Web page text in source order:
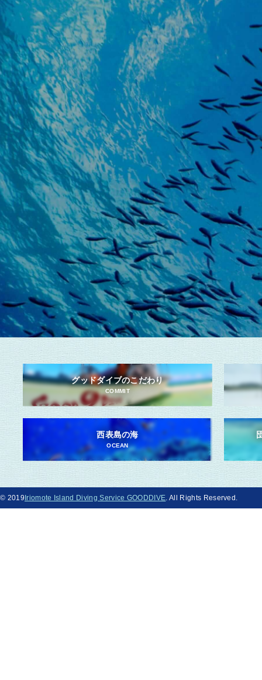
グッドダイブのこだわり
COMMIT
西表島の海
OCEAN
© 2019Iriomote Island Diving Service GOODDIVE . All Rights Reserved.